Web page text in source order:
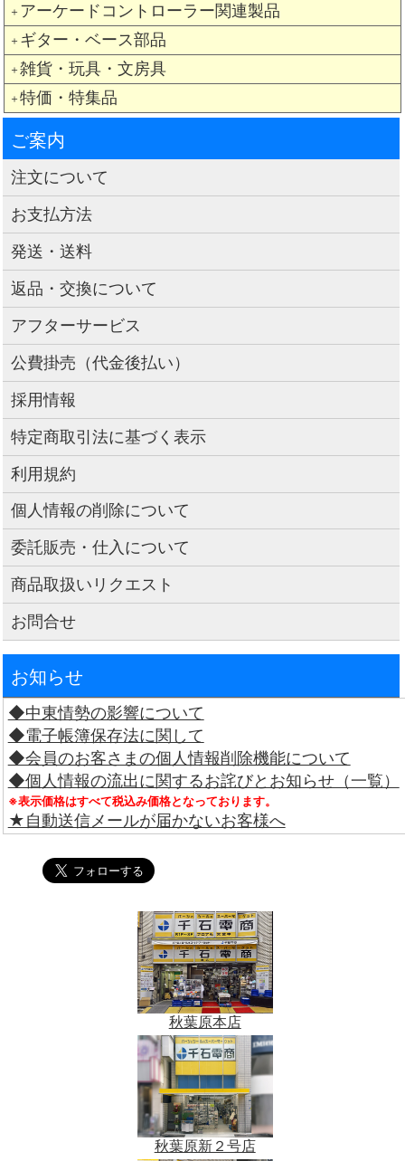
＋ アーケードコントローラー関連製品
＋ ギター・ベース部品
＋ 雑貨・玩具・文房具
＋ 特価・特集品
ご案内
注文について
お支払方法
発送・送料
返品・交換について
アフターサービス
公費掛売（代金後払い）
採用情報
特定商取引法に基づく表示
利用規約
個人情報の削除について
委託販売・仕入について
商品取扱いリクエスト
お問合せ
お知らせ
◆中東情勢の影響について
◆電子帳簿保存法に関して
◆会員のお客さまの個人情報削除機能について
◆個人情報の流出に関するお詫びとお知らせ（一覧）
※表示価格はすべて税込み価格となっております。
★自動送信メールが届かないお客様へ
秋葉原本店
秋葉原新２号店